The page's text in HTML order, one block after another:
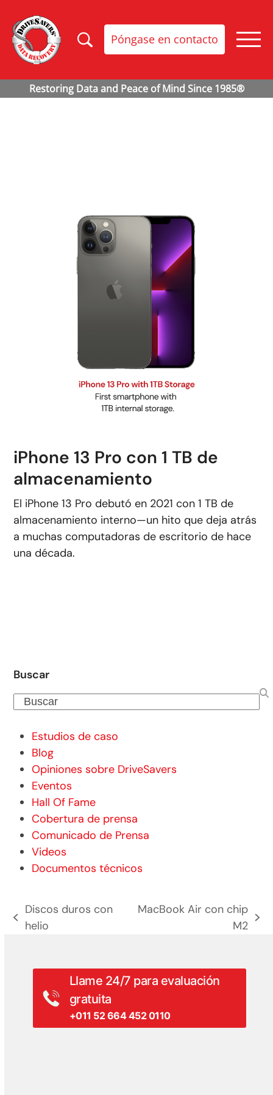
Póngase en contacto
iPhone 13 Pro con 1 TB de
almacenamiento
El iPhone 13 Pro debutó en 2021 con 1 TB de
almacenamiento interno—un hito que deja atrás
a muchas computadoras de escritorio de hace
una década.
Buscar
Buscar
Estudios de caso
Blog
Opiniones sobre DriveSavers
Eventos
Hall Of Fame
Cobertura de prensa
Comunicado de Prensa
Videos
Documentos técnicos
entrada
Discos duros con
helio
MacBook Air con chip
M2
Llame 24/7 para evaluación
gratuita
+011 52 664 452 0110